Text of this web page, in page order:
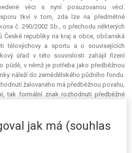
věci s nyní posuzovanou věcí.
tkví v tom, zda lze na předmětné
č. 290/2002 Sb., o přechodu některých
České republiky na kraj a obce, občanská
tělovýchovy a sportu a o souvisejících
úřad v této souvislosti zahájil řízení
půdě, v němž je potřeba jako předběžnou
náleží do zemědělského půdního fondu.
žalovaného má předběžnou povahu,
tak formální znak rozhodnutí předběžné
předběžně poměry osob, resp. zatímně
proti tomuto rozhodnutí nebo proti jeho
jejíž subjektivní práva jím byla dotčena,
jak má (souhlas